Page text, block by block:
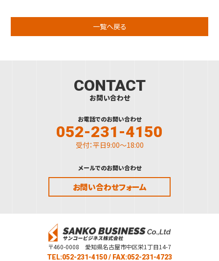
一覧へ戻る
CONTACT
お問い合わせ
お電話でのお問い合わせ
052-231-4150
受付：平日9:00～18:00
メールでのお問い合わせ
お問い合わせフォーム
〒460-0008 愛知県名古屋市中区栄1丁目14-7
TEL:052-231-4150/ FAX:052-231-4723